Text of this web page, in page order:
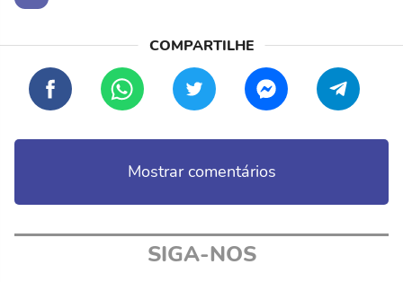
Mostrar comentários
SIGA-NOS